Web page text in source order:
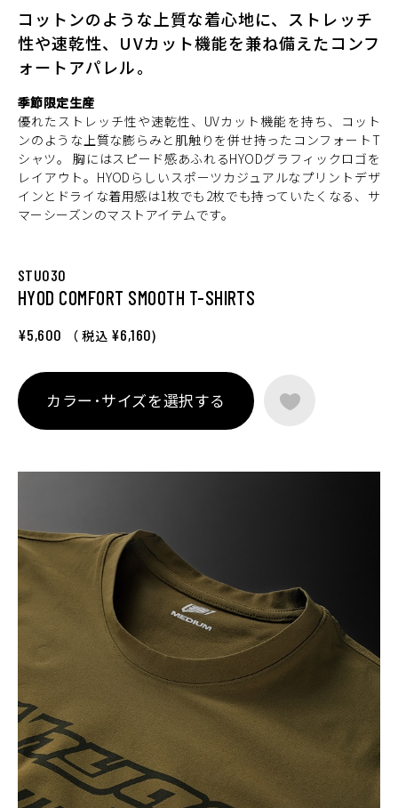
コットンのような上質な着心地に、ストレッチ
性や速乾性、UVカット機能を兼ね備えたコンフ
ォートアパレル。
季節限定生産
優れたストレッチ性や速乾性、UVカット機能を持ち、コット
ンのような上質な膨らみと肌触りを併せ持ったコンフォートT
シャツ。 胸にはスピード感あふれるHYODグラフィックロゴを
レイアウト。HYODらしいスポーツカジュアルなプリントデザ
インとドライな着用感は1枚でも2枚でも持っていたくなる、サ
マーシーズンのマストアイテムです。
STU030
HYOD COMFORT SMOOTH T-SHIRTS
¥5,600 （ 税込 ¥6,160)
カラー･サイズを選択する